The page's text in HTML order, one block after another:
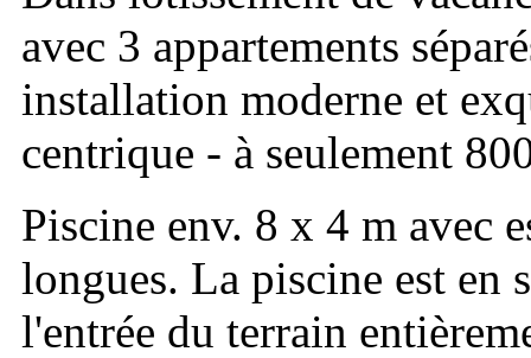
avec 3 appartements
installation moderne et
centrique - à seulement
Piscine env. 8 x 4 m avec
longues. La piscine est en
l'entrée du terrain